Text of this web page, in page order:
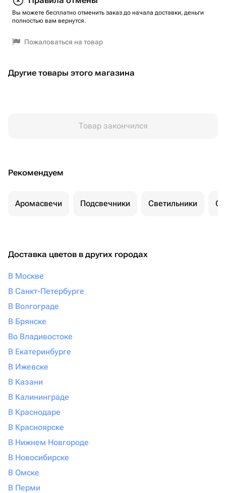
Вы можете бесплатно отменить заказ до начала доставки, деньги
полностью вам вернутся.
Пожаловаться на товар
Другие товары этого магазина
Товар закончился
Рекомендуем
Аромасвечи Подсвечники Светильники
Доставка цветов в других городах
В Москве
В Санкт-Петербурге
В Волгограде
В Брянске
Во Владивостоке
В Екатеринбурге
В Ижевске
В Казани
В Калининграде
В Краснодаре
В Красноярске
В Нижнем Новгороде
В Новосибирске
В Омске
В Перми